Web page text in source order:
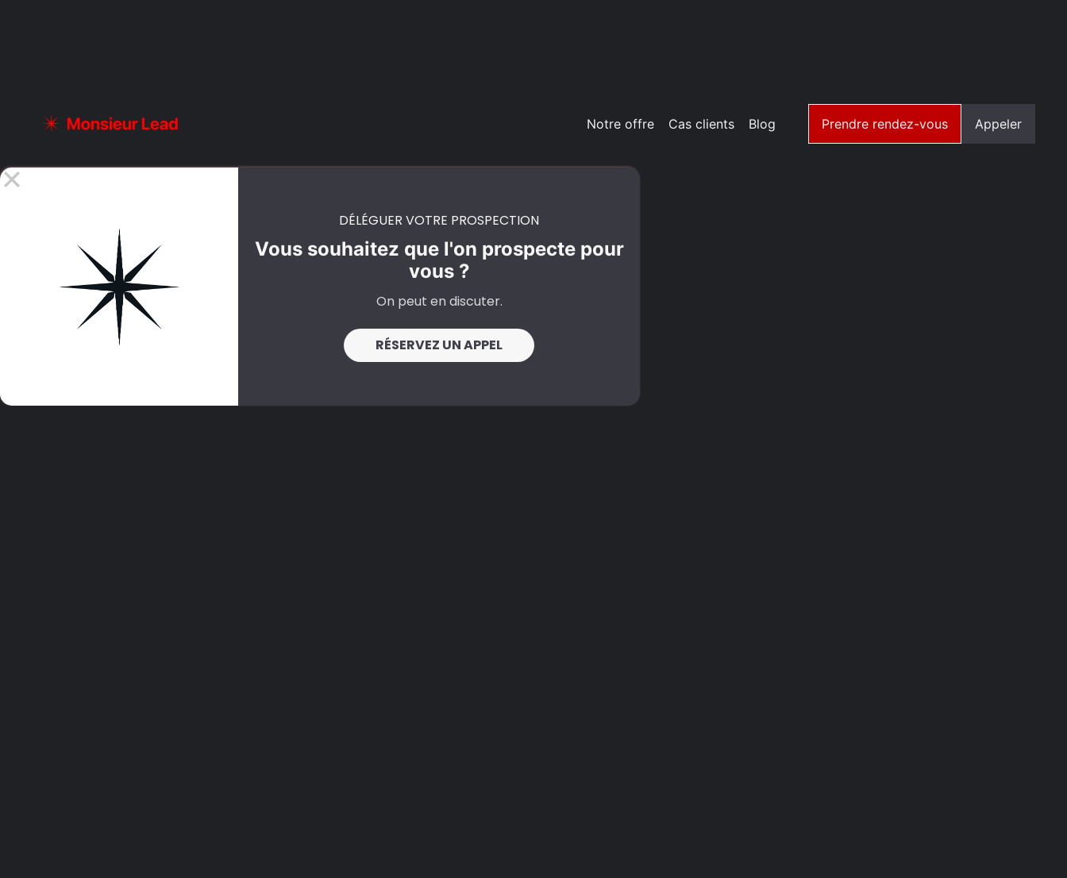
Notre offre Cas clients Blog Prendre rendez-vous Appeler
DÉLÉGUER VOTRE PROSPECTION
Vous souhaitez que l'on prospecte pour
vous ?
On peut en discuter.
RÉSERVEZ UN APPEL